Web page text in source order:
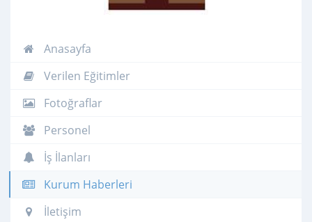
Anasayfa
Verilen Eğitimler
Fotoğraflar
Personel
İş İlanları
Kurum Haberleri
İletişim